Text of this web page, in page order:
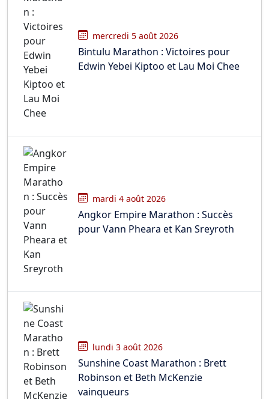
mercredi 5 août 2026
Bintulu Marathon : Victoires pour
Edwin Yebei Kiptoo et Lau Moi Chee
mardi 4 août 2026
Angkor Empire Marathon : Succès
pour Vann Pheara et Kan Sreyroth
lundi 3 août 2026
Sunshine Coast Marathon : Brett
Robinson et Beth McKenzie
vainqueurs